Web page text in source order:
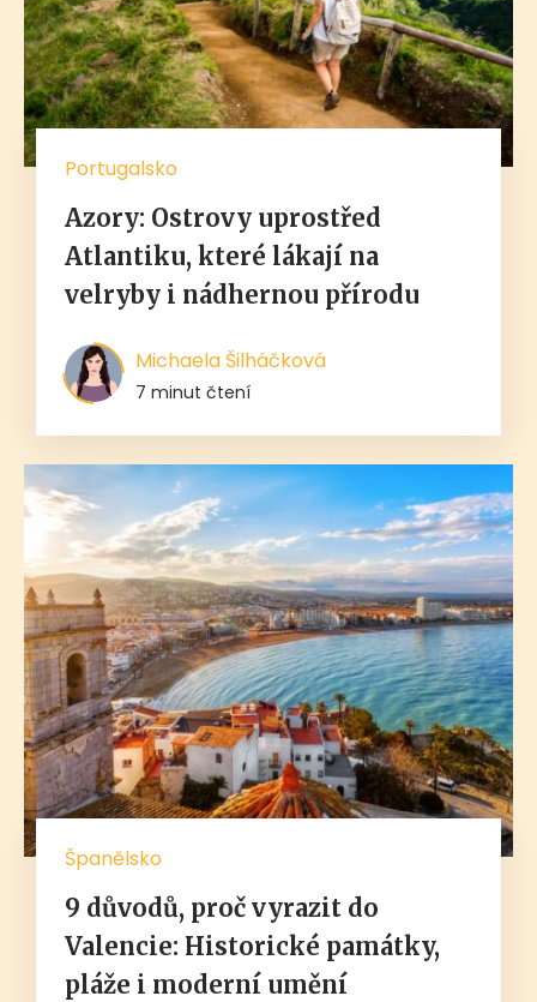
Portugalsko
Azory: Ostrovy uprostřed
Atlantiku, které lákají na
velryby i nádhernou přírodu
Michaela Šilháčková
7 minut čtení
Španělsko
9 důvodů, proč vyrazit do
Valencie: Historické památky,
pláže i moderní umění